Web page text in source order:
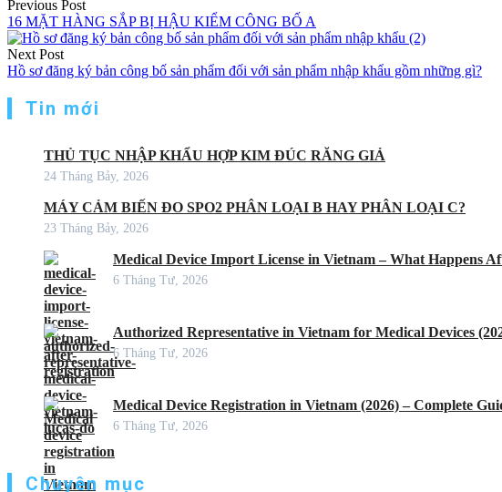
Previous Post
16 MẶT HÀNG SẮP BỊ HẬU KIỂM CÔNG BỐ A
Next Post
Hồ sơ đăng ký bản công bố sản phẩm đối với sản phẩm nhập khẩu gồm những gì?
Tin mới
THỦ TỤC NHẬP KHẨU HỢP KIM ĐÚC RĂNG GIẢ
24 Tháng Bảy, 2026
MÁY CẢM BIẾN ĐO SPO2 PHÂN LOẠI B HAY PHÂN LOẠI C?
23 Tháng Bảy, 2026
Medical Device Import License in Vietnam – What Happens
6 Tháng Tư, 2026
Authorized Representative in Vietnam for Medical Devices
6 Tháng Tư, 2026
Medical Device Registration in Vietnam (2026) – Complete
6 Tháng Tư, 2026
Chuyên mục